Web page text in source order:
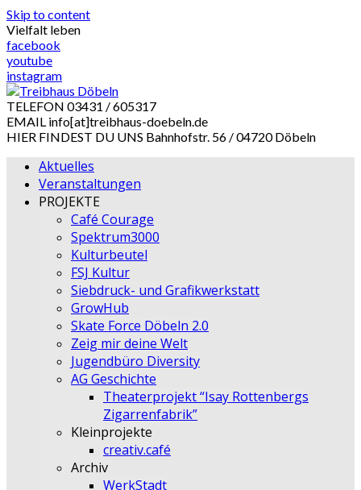
Skip to content
Vielfalt leben
facebook
youtube
instagram
TELEFON 03431 / 605317
EMAIL info[at]treibhaus-doebeln.de
HIER FINDEST DU UNS Bahnhofstr. 56 / 04720 Döbeln
Aktuelles
Veranstaltungen
PROJEKTE
Café Courage
Spektrum3000
Kulturbeutel
FSJ Kultur
Siebdruck- und Grafikwerkstatt
GrowHub
Skate Force Döbeln 2.0
Zeig mir deine Welt
Jugendbüro Diversity
AG Geschichte
Theaterprojekt “Isay Rottenbergs
Zigarrenfabrik”
Kleinprojekte
creativ.café
Archiv
WerkStadt